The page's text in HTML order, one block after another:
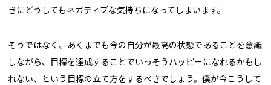
きにどうしてもネガティブな気持ちになってしまいます。
そうではなく、あくまでも今の自分が最高の状態であることを意識
しながら、目標を達成することでいっそうハッピーになれるかもし
れない、という目標の立て方をするべきでしょう。僕が今こうして